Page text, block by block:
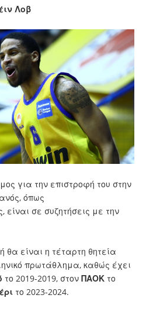
Λοβ
για την επιστροφή του στην
όπως
σε συζητήσεις με την
είναι η τέταρτη θητεία
πρωτάθλημα, καθώς έχει
το 2019-2019, στον ΠΑΟΚ το
το 2023-2024.